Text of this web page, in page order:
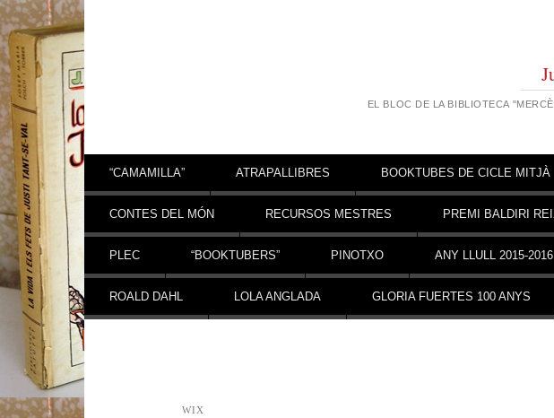
EL BLOC DE LA BIBLIOTECA
Vés al contingut
“CAMAMILLA” ATRAPALLIBRES BOOKTUBES DE CICLE MITJÀ
CONTES DEL MÓN RECURSOS MESTRES PREMI BALDIRI
PLEC “BOOKTUBERS” PINOTXO ANY LLULL 2015-2016
ROALD DAHL LOLA ANGLADA GLORIA FUERTES 100 ANYS
WIX